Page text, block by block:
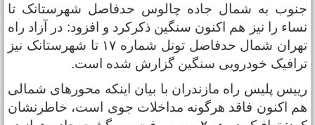
به شمال جاده چالوس حدفاصل شهرستانک تا
را نیز هم اکنون سنگین ذکرکرد و افزود: در آزاد راه
تهران شمال حدفاصل تونل شماره ۱۷ تا شهرستانک نیز
خودرویی سنگین گزارش شده است.
پلیس راه مازندران با بیان اینکه محورهای شمالی
اکنون فاقد هرگونه مداخلات جوی است، خاطرنشان